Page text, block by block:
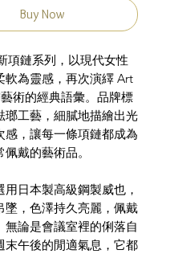
Buy Now
項鏈系列，以現代女性
軟為靈感，再次演繹 Art
術的經典語彙。品牌標
瑯工藝，細膩地描繪出光
感，讓每一條項鏈都成為
戴的藝術品。
用日本製高級鋼製威也，
墜，色澤持久亮麗，佩戴
無論是會議室裡的俐落自
末午後的閒適氣息，它都